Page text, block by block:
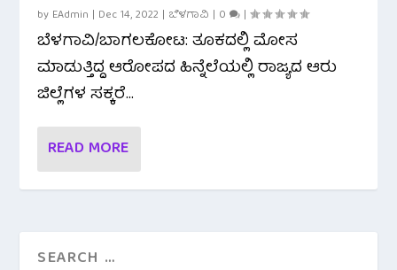
by EAdmin | Dec 14, 2022 | ಬೆಳಗಾವಿ | 0 |
ಬೆಳಗಾವಿ/ಬಾಗಲಕೋಟ: ತೂಕದಲ್ಲಿ ಮೋಸ
ಮಾಡುತ್ತಿದ್ದ ಆರೋಪದ ಹಿನ್ನೆಲೆಯಲ್ಲಿ ರಾಜ್ಯದ ಆರು
ಜಿಲ್ಲೆಗಳ ಸಕ್ಕರೆ...
READ MORE